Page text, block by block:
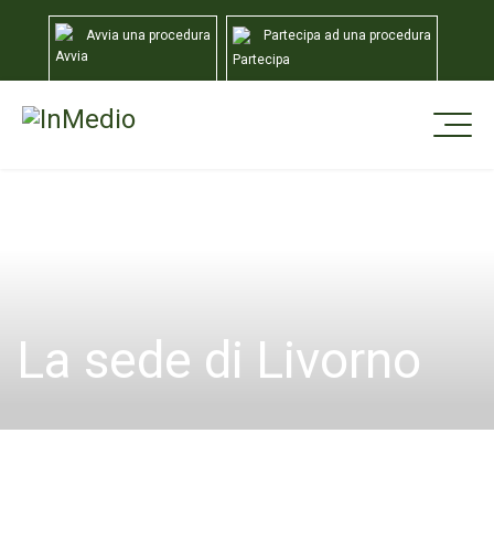
Avvia una procedura Partecipa ad una procedura
La sede di Livorno